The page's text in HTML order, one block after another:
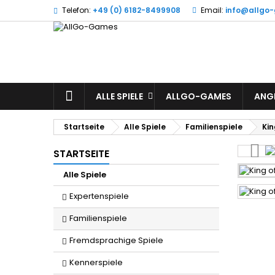
Telefon: +49 (0) 6182-8499908 Email:
STARTSEITE
ALLE SPIELE ALLGO-GAMES
Startseite Alle Spiele Familienspiele
STARTSEITE
Alle Spiele
Expertenspiele
Familienspiele
Fremdsprachige Spiele
Kennerspiele